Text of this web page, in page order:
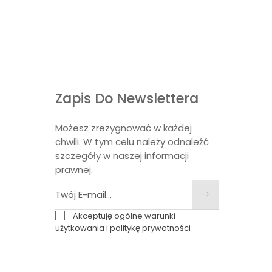
Zapis Do Newslettera
Możesz zrezygnować w każdej
chwili. W tym celu należy odnaleźć
szczegóły w naszej informacji
prawnej.
Akceptuję ogólne warunki
użytkowania i politykę prywatności